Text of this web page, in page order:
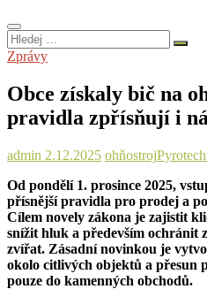
Hledej
…
Zprávy
Obce získaly bič na
pravidla zpřísňují i
admin 2.12.2025 ohňostroj
Od pondělí 1. prosince 2025,
přísnější pravidla pro prodej a
Cílem novely zákona je zajistit
snížit hluk a především ochránit
zvířat. Zásadní novinkou je
okolo citlivých objektů a přesun
pouze do kamenných obchodů.